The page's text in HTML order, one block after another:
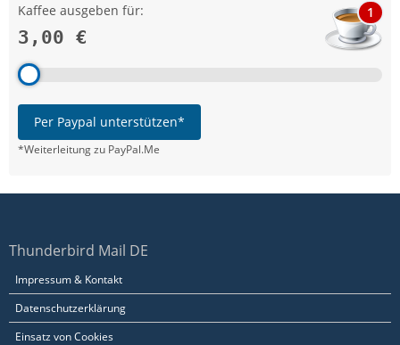
Kaffee ausgeben für:
3,00 €
1
Per Paypal unterstützen*
*Weiterleitung zu PayPal.Me
Thunderbird Mail DE
Impressum & Kontakt
Datenschutzerklärung
Einsatz von Cookies